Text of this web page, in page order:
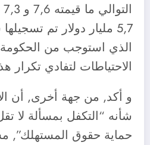
الذي استوجب من الحكومة
الاحتياطات لتفادي تكرار
و أكد, من جهة أخرى, أن
شأنه “التكفل بمسألة لا
حماية حقوق المستهلك”,